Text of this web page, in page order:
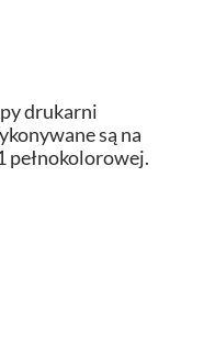
drukarni
są na
pełnokolorowej.